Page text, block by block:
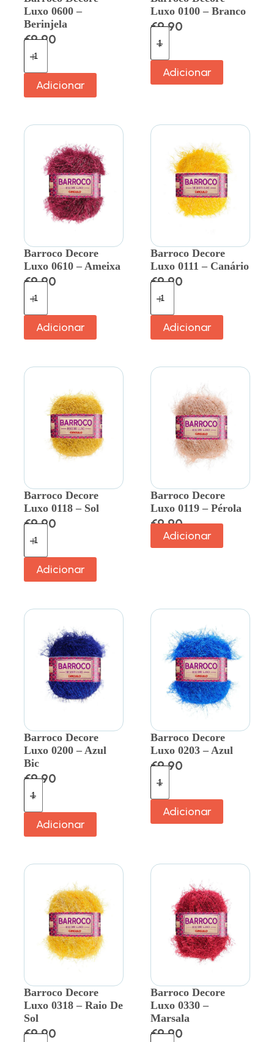
Luxo 0600 –
Berinjela
€9.90
Adicionar
Luxo 0100 – Branco
€9.90
Adicionar
Barroco Decore
Luxo 0610 – Ameixa
€9.90
Adicionar
Barroco Decore
Luxo 0111 – Canário
€9.90
Adicionar
Barroco Decore
Luxo 0118 – Sol
€9.90
Adicionar
Barroco Decore
Luxo 0119 – Pérola
€9.90
Adicionar
Barroco Decore
Luxo 0200 – Azul
Bic
€9.90
Adicionar
Barroco Decore
Luxo 0203 – Azul
€9.90
Adicionar
Barroco Decore
Luxo 0318 – Raio De
Sol
€9.90
Barroco Decore
Luxo 0330 –
Marsala
€9.90